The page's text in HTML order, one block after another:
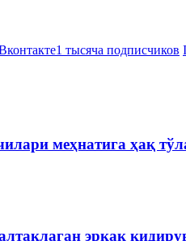
1 тысяча подписчиков
меҳнатига ҳақ
эркак